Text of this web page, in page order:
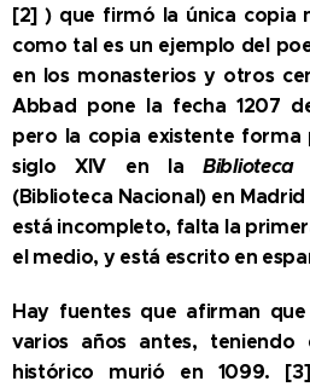
[2] ) que firmó la única copia
como tal es un ejemplo del
en los monasterios y otros
Abbad pone la fecha 1207
pero la copia existente
siglo XIV en la
(Biblioteca Nacional) en
está incompleto, falta la
el medio, y está escrito en
Hay fuentes que afirman
varios años antes,
histórico murió en 1099.